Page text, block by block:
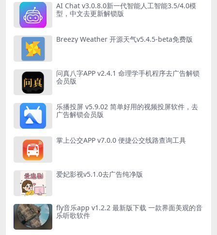
AI Chat v3.0.8.0新一代智能人工智能3.5/4.0模
型，中文去更新解锁版
Breezy Weather 开源天气v5.4.5-beta免费版
问真八字APP v2.4.1 命理学手机程序去广告解锁
会员版
乐播投屏 v5.9.02 简单好用的视频投屏软件，去
广告解锁会员版
掌上公交APP v7.0.0 便捷公交线路查询工具
爱妃影视v5.1.0去广告纯净版
fly音乐app v1.2.2 最新版下载 一款界面美观的音
乐听歌软件